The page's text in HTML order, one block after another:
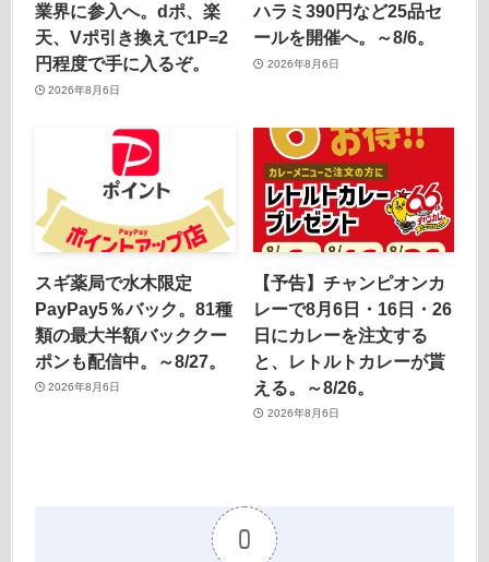
業界に参入へ。dポ、楽
天、Vポ引き換えで1P=2
円程度で手に入るぞ。
2026年8月6日
ハラミ390円など25品セ
ールを開催へ。～8/6。
2026年8月6日
スギ薬局で水木限定
PayPay5％バック。81種
類の最大半額バッククー
ポンも配信中。～8/27。
2026年8月6日
【予告】チャンピオンカ
レーで8月6日・16日・26
日にカレーを注文する
と、レトルトカレーが貰
える。～8/26。
2026年8月6日
0